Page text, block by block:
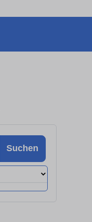
Suchen